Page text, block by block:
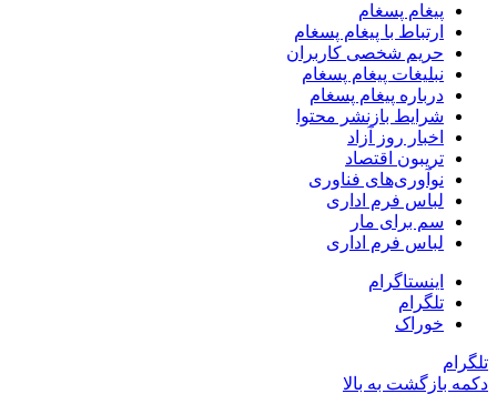
پیغام پسغام
ارتباط با پیغام پسغام
حریم شخصی کاربران
نبلیغات پیغام پسغام
درباره پیغام پسغام
شرایط بازنشر محتوا
اخبار روز آزاد
تریبون اقتصاد
نوآوری‌های فناوری
لباس فرم اداری
سم برای مار
لباس فرم اداری
اینستاگرام
تلگرام
خوراک
تلگرام
دکمه بازگشت به بالا